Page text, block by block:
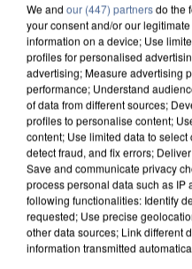
8h00
Un second cadre de la
Algérie
Un cofondateur du
quelques jours plus tôt.
We and our (447) partnersdo the
your consent and/or our
information on a device; Use
profiles for personalised
advertising; Measure advertising
performance; Understand
of data from different sources;
profiles to personalise content;
content; Use limited data to
detect fraud, and fix errors;
Save and communicate privacy
process personal data such as IP
following functionalities: Identify
requested; Use precise
other data sources; Link different
information transmitted